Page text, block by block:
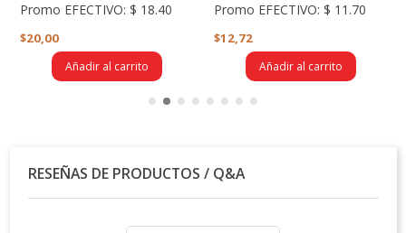
Promo EFECTIVO: $ 18.40
$20,00
Añadir al carrito
Promo EFECTIVO: $ 11.70
$12,72
Añadir al carrito
RESEÑAS DE PRODUCTOS / Q&A